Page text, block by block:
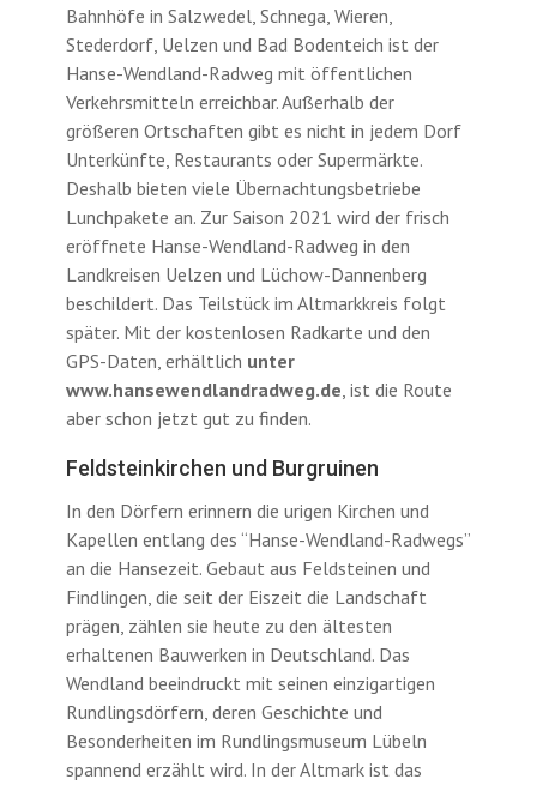
Bahnhöfe in Salzwedel, Schnega, Wieren,
Stederdorf, Uelzen und Bad Bodenteich ist der
Hanse-Wendland-Radweg mit öffentlichen
Verkehrsmitteln erreichbar. Außerhalb der
größeren Ortschaften gibt es nicht in jedem Dorf
Unterkünfte, Restaurants oder Supermärkte.
Deshalb bieten viele Übernachtungsbetriebe
Lunchpakete an. Zur Saison 2021 wird der frisch
eröffnete Hanse-Wendland-Radweg in den
Landkreisen Uelzen und Lüchow-Dannenberg
beschildert. Das Teilstück im Altmarkkreis folgt
später. Mit der kostenlosen Radkarte und den
GPS-Daten, erhältlich unter
www.hansewendlandradweg.de, ist die Route
aber schon jetzt gut zu finden.
Feldsteinkirchen und Burgruinen
In den Dörfern erinnern die urigen Kirchen und
Kapellen entlang des “Hanse-Wendland-Radwegs”
an die Hansezeit. Gebaut aus Feldsteinen und
Findlingen, die seit der Eiszeit die Landschaft
prägen, zählen sie heute zu den ältesten
erhaltenen Bauwerken in Deutschland. Das
Wendland beeindruckt mit seinen einzigartigen
Rundlingsdörfern, deren Geschichte und
Besonderheiten im Rundlingsmuseum Lübeln
spannend erzählt wird. In der Altmark ist das